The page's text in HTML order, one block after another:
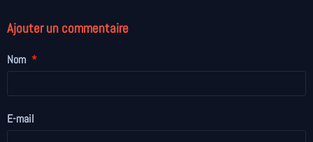
Ajouter un commentaire
Nom
E-mail